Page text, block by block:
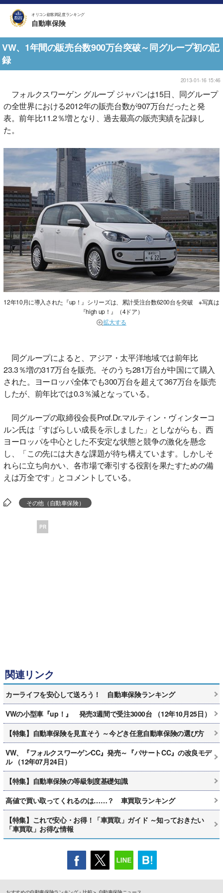
オリコン顧客満足度ランキング
自動車保険
VW、1年間の販売台数900万台突破～同グループ初の記
録
2013-01-16 15:46
フォルクスワーゲン グループ ジャパンは15日、同グループ
の全世界における2012年の販売台数が907万台だったと発
表。前年比11.2％増となり、過去最高の販売実績を記録し
た。
12年10月に導入された『up！』シリーズは、累計受注台数6200台を突破 ※写真は
『high up！』（4ドア）
拡大する
同グループによると、アジア・太平洋地域では前年比
23.3％増の317万台を販売。そのうち281万台が中国にて購入
された。ヨーロッパ全体でも300万台を超えて367万台を販売
したが、前年比では0.3％減となっている。
同グループの取締役会長Prof.Dr.マルティン・ヴィンターコ
ルン氏は「すばらしい成長を示しました」としながらも、西
ヨーロッパを中心とした不安定な状態と競争の激化を懸念
し、「この先には大きな課題が待ち構えています。しかしそ
れらに立ち向かい、各市場で牽引する役割を果たすための備
えは万全です」とコメントしている。
その他（自動車保険）
PR
関連リンク
カーライフを安心して送ろう！ 自動車保険ランキング
VWの小型車『up！』 発売3週間で受注3000台 （12年10月25日）
【特集】自動車保険を見直そう ～今どき任意自動車保険の選び方
VW、『フォルクスワーゲンCC』発売～『パサートCC』の改良モデ
ル （12年07月24日）
【特集】自動車保険の等級制度基礎知識
高値で買い取ってくれるのは……？ 車買取ランキング
【特集】これで安心・お得！「車買取」ガイド ～知っておきたい
「車買取」お得な情報